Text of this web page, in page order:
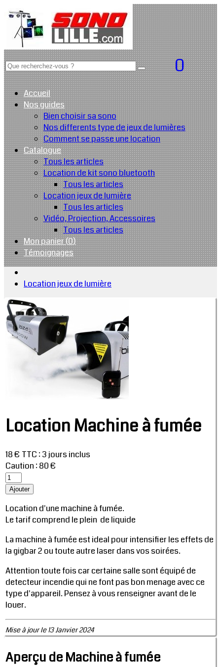
0
Accueil
Nos guides
Bien choisir sa sono
Nos differents type de jeux de lumières
Comment se passe une location
Catalogue
Tous les articles
Location de kit sono bluetooth
Tous les articles
Location jeux de lumière
Tous les articles
Vidéo, Projection, Accessoires
Tous les articles
Mon panier (0)
Témoignages
Location jeux de lumière
Location Machine à fumée
18 € TTC : 3 jours inclus
Caution : 80 €
Location d'une machine à fumée.
Le tarif comprend le plein de liquide
La machine à fumée est ideal pour intensifier les effets de
la gigbar 2 ou toute autre laser dans vos soirées.
Attention toute fois car certaine salle sont équipé de
detecteur incendie qui ne font pas bon menage avec ce
type d'appareil. Pensez à vous renseigner avant de le
louer.
Mise à jour le 13 Janvier 2024
Aperçu de Machine à fumée